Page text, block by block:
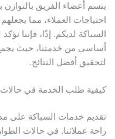
يتسم أعضاء الفريق بالتوازن
احتياجات العملاء، مما
السباكة لديكم. إذًا، فإننا
أساسي من خدمتنا، حيث يجمع
لتحقيق أفضل النتائج.
كيفية طلب الخدمة في
راحة عملائنا. في حالات